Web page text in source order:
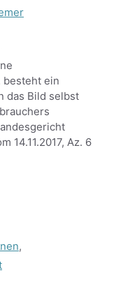
ein
das Bild selbst
14.11.2017, Az. 6
,